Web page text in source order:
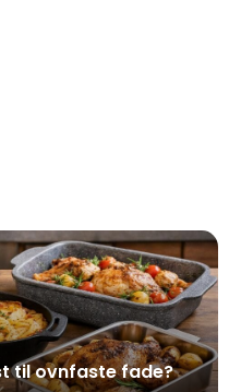
til ovnfaste fade?